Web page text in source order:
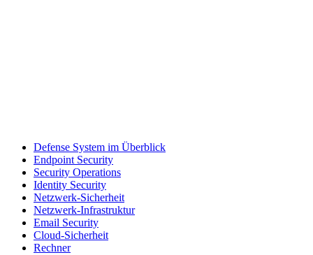
Defense System im Überblick
Endpoint Security
Security Operations
Identity Security
Netzwerk-Sicherheit
Netzwerk-Infrastruktur
Email Security
Cloud-Sicherheit
Rechner